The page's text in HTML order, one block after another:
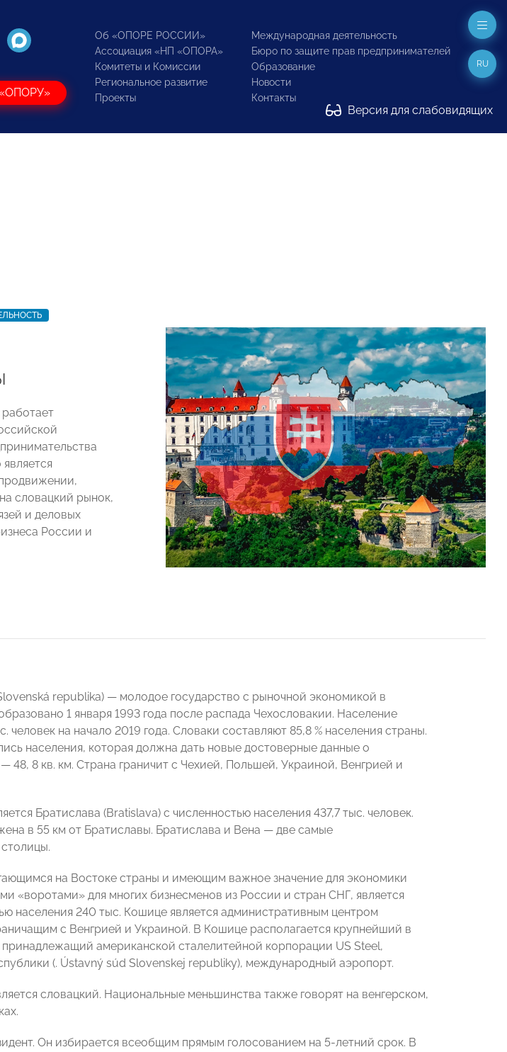
Об «ОПОРЕ РОССИИ»
Ассоциация «НП «ОПОРА»
Комитеты и Комиссии
Региональное развитие
Проекты
Международная деятельность
Бюро по защите прав предпринимателей
Образование
Новости
Контакты
Версия для слабовидящих
RU
словацкий рынок,
и деловых
России и
republika) — молодое государство с рыночной экономикой в
1 января 1993 года после распада Чехословакии. Население
человек на начало 2019 года. Словаки составляют 85,8 % населения страны.
населения, которая должна дать новые достоверные данные о
48, 8 кв. км. Страна граничит с Чехией, Польшей, Украиной, Венгрией и
Братислава (Bratislava) с численностью населения 437,7 тыс. человек.
в 55 км от Братиславы. Братислава и Вена — две самые
на Востоке страны и имеющим важное значение для экономики
«воротами» для многих бизнесменов из России и стран СНГ, является
населения 240 тыс. Кошице является административным центром
с Венгрией и Украиной. В Кошице располагается крупнейший в
американской сталелитейной корпорации US Steel,
(. Ústavný súd Slovenskej republiky), международный аэропорт.
словацкий. Национальные меньшинства также говорят на венгерском,
Он избирается всеобщим прямым голосованием на 5-летний срок. В